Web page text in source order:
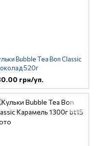
Bubble Tea Bon Classic
520г
грн/уп.